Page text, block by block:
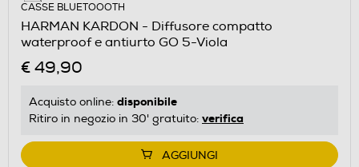
CASSE BLUETOOOTH
HARMAN KARDON - Diffusore compatto
waterproof e antiurto GO 5-Viola
€ 49,90
Acquisto online: disponibile
Ritiro in negozio in 30' gratuito: verifica
AGGIUNGI